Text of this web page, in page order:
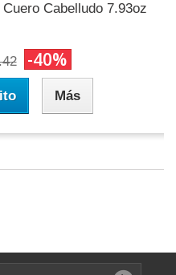
Cabelludo 7.93oz
-40%
Más